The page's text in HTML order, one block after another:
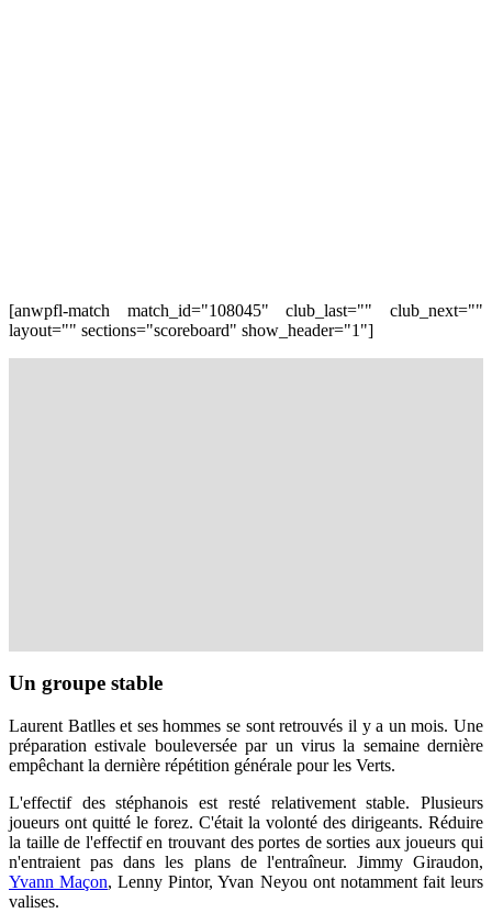
[anwpfl-match match_id="108045" club_last="" club_next=""
layout="" sections="scoreboard" show_header="1"]
Un groupe stable
Laurent Batlles et ses hommes se sont retrouvés il y a un mois. Une
préparation estivale bouleversée par un virus la semaine dernière
empêchant la dernière répétition générale pour les Verts.
L'effectif des stéphanois est resté relativement stable. Plusieurs
joueurs ont quitté le forez. C'était la volonté des dirigeants. Réduire
la taille de l'effectif en trouvant des portes de sorties aux joueurs qui
n'entraient pas dans les plans de l'entraîneur. Jimmy Giraudon,
Yvann Maçon, Lenny Pintor, Yvan Neyou ont notamment fait leurs
valises.